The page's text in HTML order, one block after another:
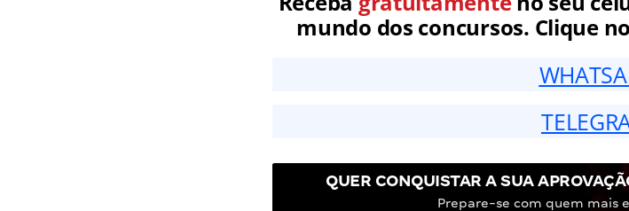
mundo dos concursos. Clique
QUER CONQUISTAR A SUA
Prepare-se com quem mais